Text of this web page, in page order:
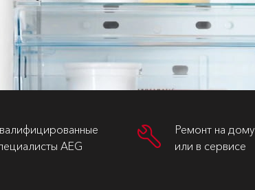
AEG
Ремонт на дому
или в сервисе